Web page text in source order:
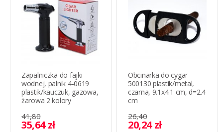
Zapalniczka do fajki
wodnej, palnik 4-0619
plastik/kauczuk, gazowa,
żarowa 2 kolory
41,80
35,64 zł
Obcinarka do cygar
500130 plastik/metal,
czarna, 9.1x4.1 cm, d=2.4
cm
26,40
20,24 zł